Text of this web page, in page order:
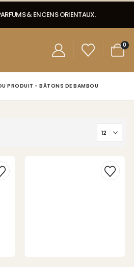
& ENCENS ORIENTAUX.
0
PRODUIT - BÂTONS DE BAMBOU